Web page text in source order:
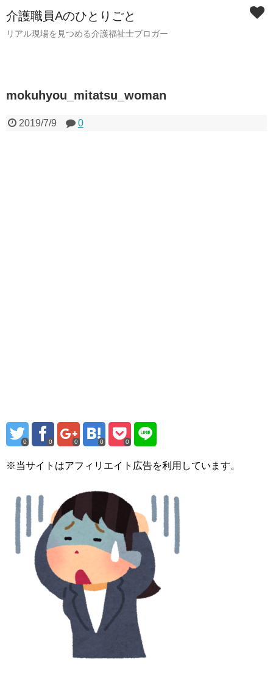
介護職員Aのひとりごと
リアル現場を見つめる介護福祉士ブロガー
mokuhyou_mitatsu_woman
2019/7/9 0
0 0 0 0 0
※当サイトはアフィリエイト広告を利用しています。